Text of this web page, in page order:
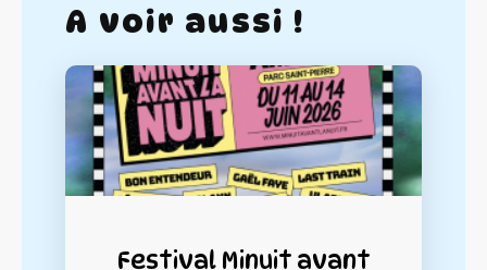
A voir aussi !
Festival Minuit avant